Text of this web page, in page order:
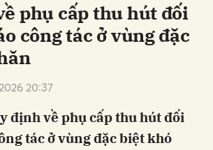
phụ cấp thu hút đối
công tác ở vùng đặc
20:37
định về phụ cấp thu hút đối
tác ở vùng đặc biệt khó
Hủy Gửi